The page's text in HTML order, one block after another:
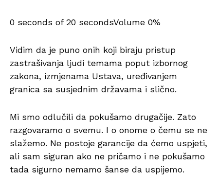
0 seconds of 20 secondsVolume 0%
Vidim da je puno onih koji biraju pristup
zastrašivanja ljudi temama poput izbornog
zakona, izmjenama Ustava, uređivanjem
granica sa susjednim državama i slično.
Mi smo odlučili da pokušamo drugačije. Zato
razgovaramo o svemu. I o onome o čemu se ne
slažemo. Ne postoje garancije da ćemo uspjeti,
ali sam siguran ako ne pričamo i ne pokušamo
tada sigurno nemamo šanse da uspijemo.